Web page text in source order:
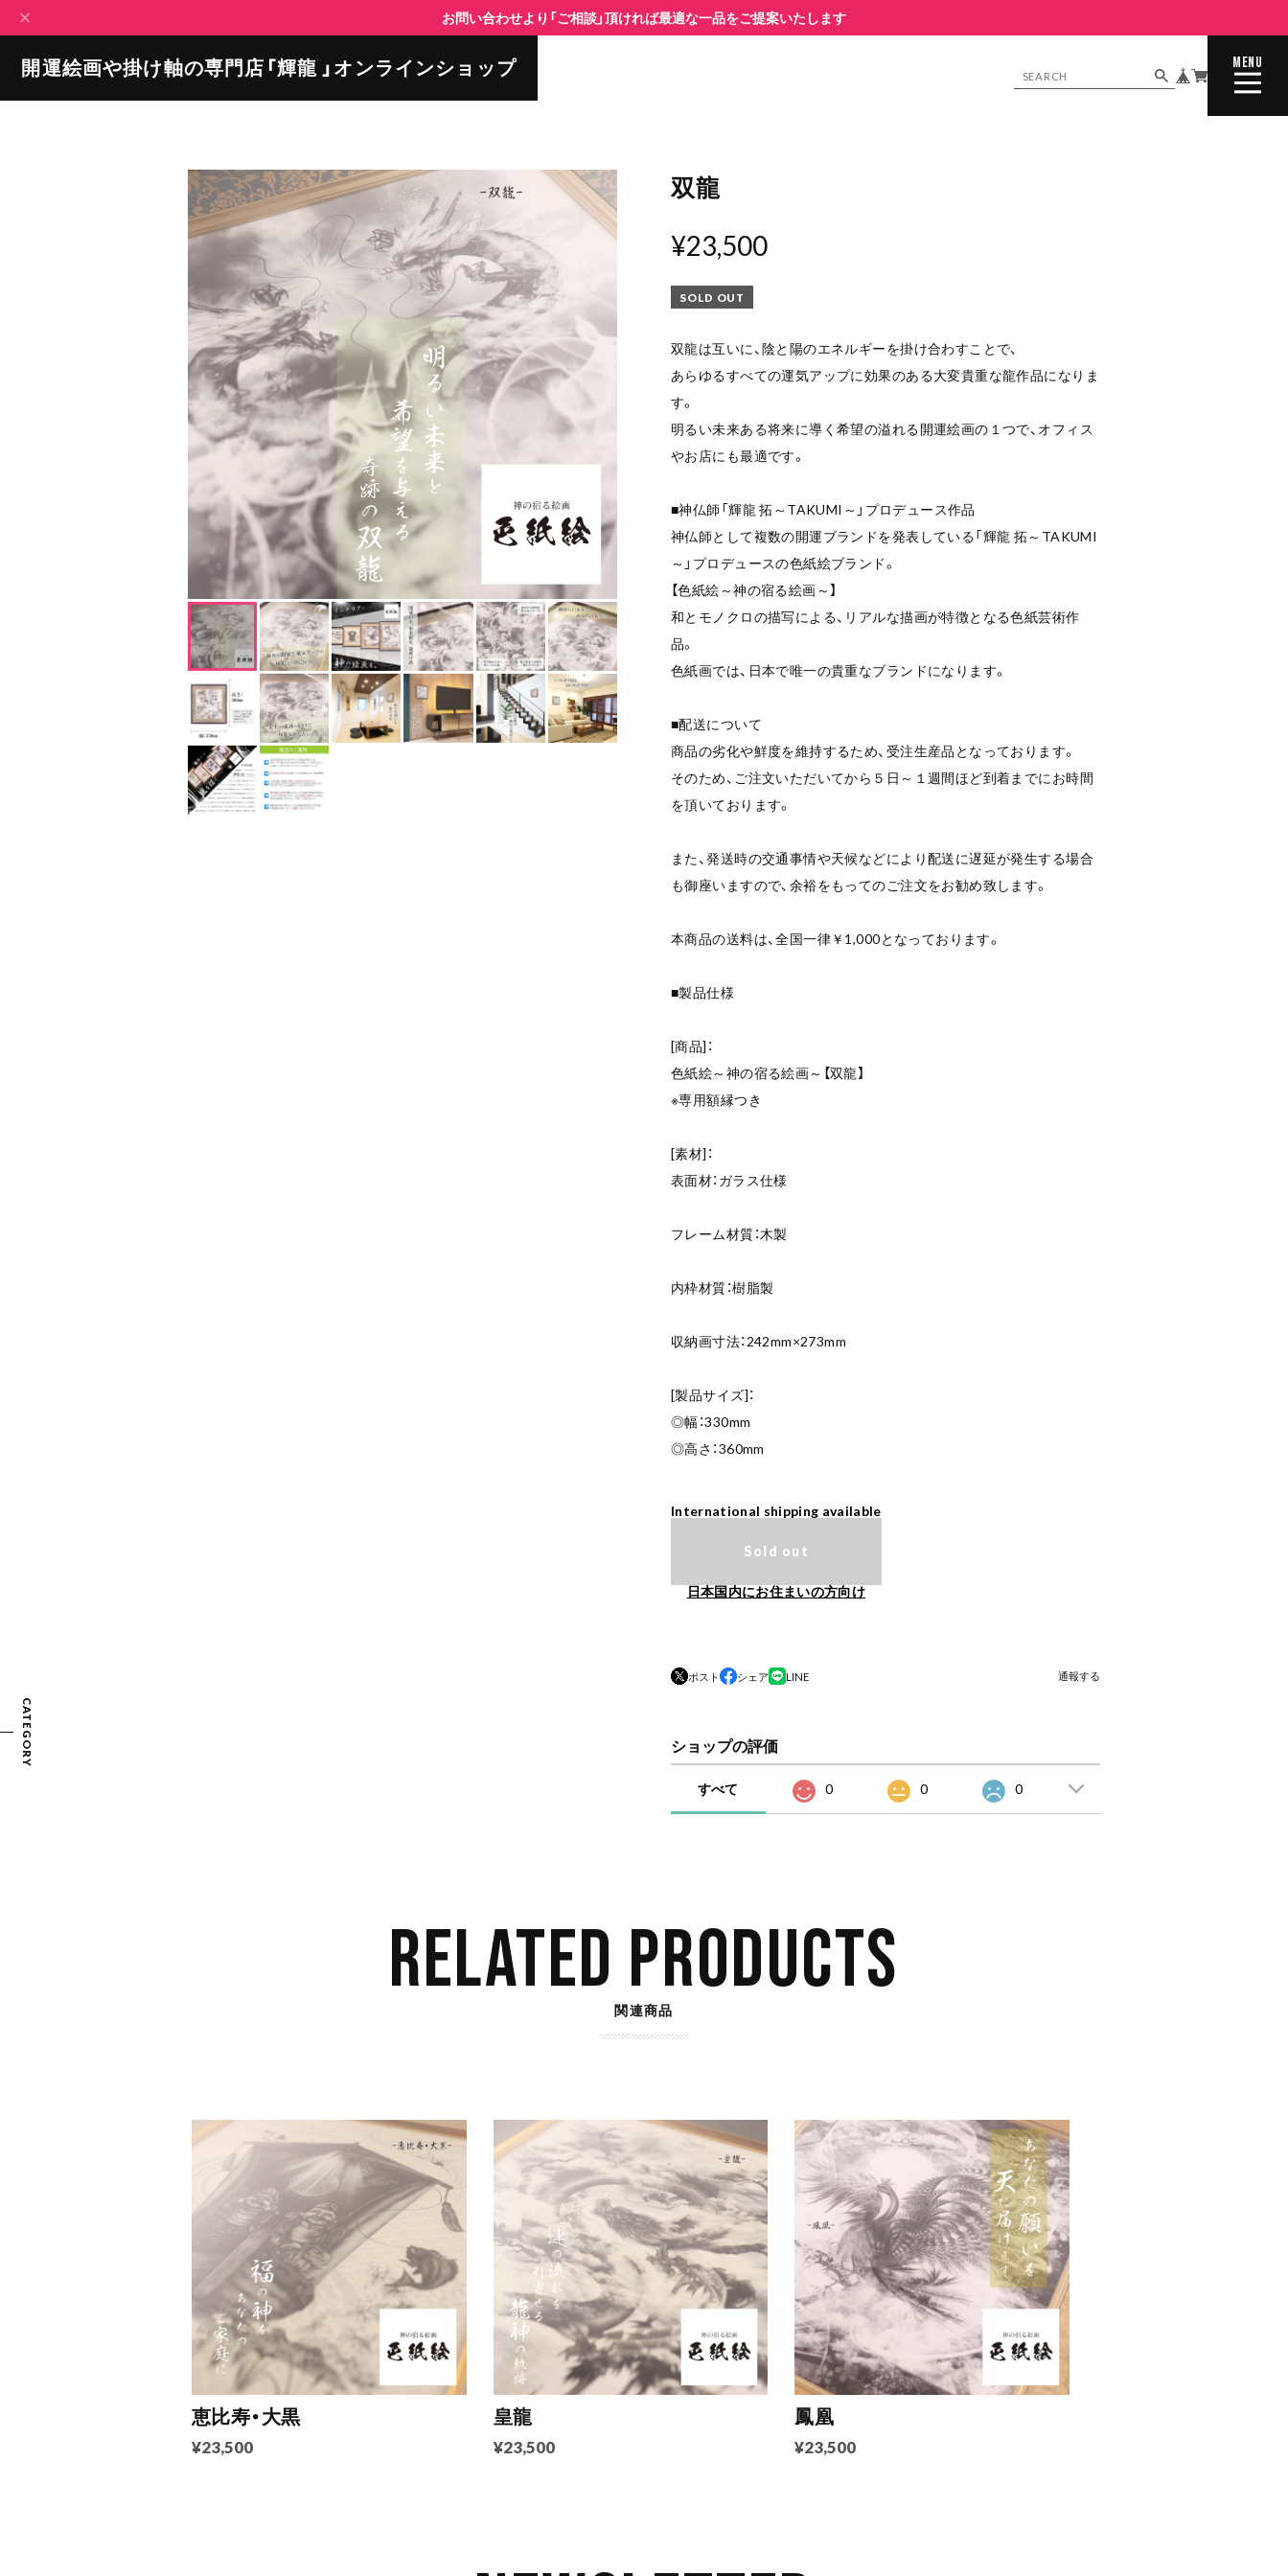
お問い合わせより「ご相談」頂ければ最適な一品をご提案いたします
開運絵画や掛け軸の専門店「輝龍 」オンラインショップ
MENU
CLOSE
CATEGORY
双龍
¥23,500
SOLD OUT
双龍は互いに、陰と陽のエネルギーを掛け合わすことで、
あらゆるすべての運気アップに効果のある大変貴重な龍作品になりま
す。
明るい未来ある将来に導く希望の溢れる開運絵画の１つで、オフィス
やお店にも最適です。
■神仏師「輝龍 拓～TAKUMI～」プロデュース作品
神仏師として複数の開運ブランドを発表している「輝龍 拓～TAKUMI
～」プロデュースの色紙絵ブランド。
【色紙絵～神の宿る絵画～】
和とモノクロの描写による、リアルな描画が特徴となる色紙芸術作
品。
色紙画では、日本で唯一の貴重なブランドになります。
■配送について
商品の劣化や鮮度を維持するため、受注生産品となっております。
そのため、ご注文いただいてから５日～１週間ほど到着までにお時間
を頂いております。
また、発送時の交通事情や天候などにより配送に遅延が発生する場合
も御座いますので、余裕をもってのご注文をお勧め致します。
本商品の送料は、全国一律￥1,000となっております。
■製品仕様
[商品]：
色紙絵～神の宿る絵画～【双龍】
※専用額縁つき
[素材]：
表面材：ガラス仕様
フレーム材質：木製
内枠材質：樹脂製
収納画寸法：242mm×273mm
[製品サイズ]：
◎幅：330mm
◎高さ：360mm
International shipping available
Sold out
日本国内にお住まいの方向け
ポスト シェア LINE 通報する
ショップの評価
すべて 0 0 0
RELATED PRODUCTS
関連商品
恵比寿・大黒
¥23,500
皇龍
¥23,500
鳳凰
¥23,500